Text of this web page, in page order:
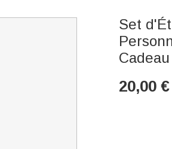
Set
20,00 €